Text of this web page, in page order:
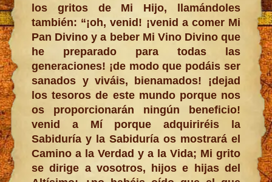
los gritos de Mi Hijo, llamándoles
también: “¡oh, venid! ¡venid a comer Mi
Pan Divino y a beber Mi Vino Divino que
he preparado para todas las
generaciones! ¡de modo que podáis ser
sanados y viváis, bienamados! ¡dejad
los tesoros de este mundo porque nos
os proporcionarán ningún beneficio!
venid a Mí porque adquiriréis la
Sabiduría y la Sabiduría os mostrará el
Camino a la Verdad y a la Vida; Mi grito
se dirige a vosotros, hijos e hijas del